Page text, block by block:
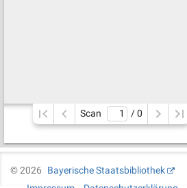
Scan / 0
©2026
Bayerische Staatsbibliothek